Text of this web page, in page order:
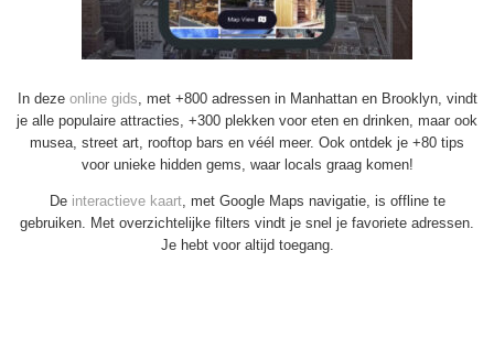
In deze online gids, met +800 adressen in Manhattan en Brooklyn, vindt
je alle populaire attracties, +300 plekken voor eten en drinken, maar ook
musea, street art, rooftop bars en véél meer. Ook ontdek je +80 tips
voor unieke hidden gems, waar locals graag komen!
De interactieve kaart, met Google Maps navigatie, is offline te
gebruiken. Met overzichtelijke filters vindt je snel je favoriete adressen.
Je hebt voor altijd toegang.